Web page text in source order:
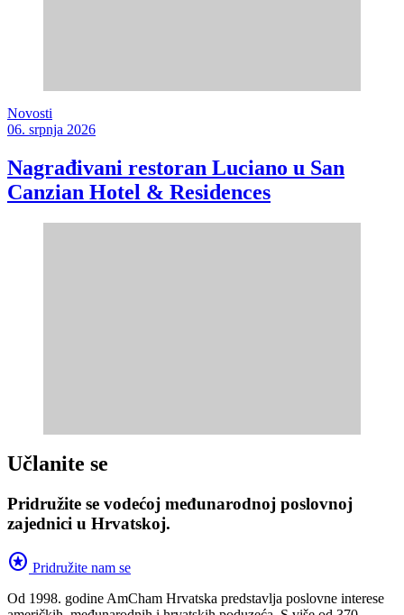
Novosti
06. srpnja 2026
Nagrađivani restoran Luciano u San
Canzian Hotel & Residences
Učlanite se
Pridružite se vodećoj međunarodnoj poslovnoj
zajednici u Hrvatskoj.
stars Pridružite nam se
Od 1998. godine AmCham Hrvatska predstavlja poslovne interese